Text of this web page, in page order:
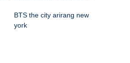
BTS the city arirang new
york